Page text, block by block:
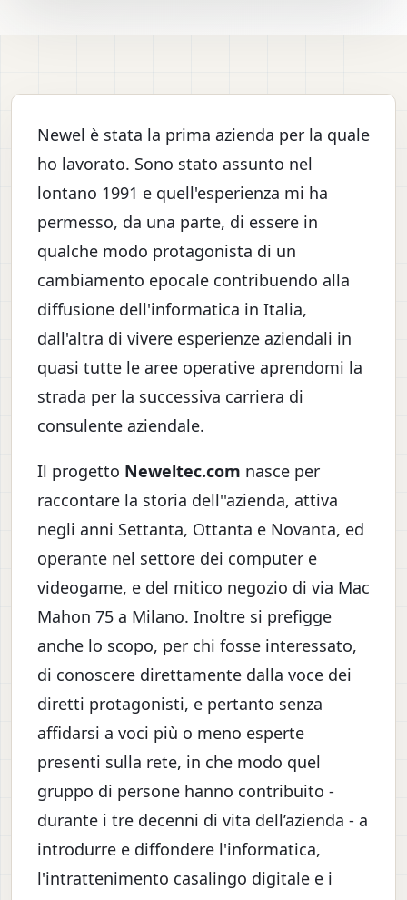
Newel è stata la prima azienda per la quale
ho lavorato. Sono stato assunto nel
lontano 1991 e quell'esperienza mi ha
permesso, da una parte, di essere in
qualche modo protagonista di un
cambiamento epocale contribuendo alla
diffusione dell'informatica in Italia,
dall'altra di vivere esperienze aziendali in
quasi tutte le aree operative aprendomi la
strada per la successiva carriera di
consulente aziendale.
Il progetto Neweltec.com nasce per
raccontare la storia dell''azienda, attiva
negli anni Settanta, Ottanta e Novanta, ed
operante nel settore dei computer e
videogame, e del mitico negozio di via Mac
Mahon 75 a Milano. Inoltre si prefigge
anche lo scopo, per chi fosse interessato,
di conoscere direttamente dalla voce dei
diretti protagonisti, e pertanto senza
affidarsi a voci più o meno esperte
presenti sulla rete, in che modo quel
gruppo di persone hanno contribuito -
durante i tre decenni di vita dell’azienda - a
introdurre e diffondere l'informatica,
l'intrattenimento casalingo digitale e i